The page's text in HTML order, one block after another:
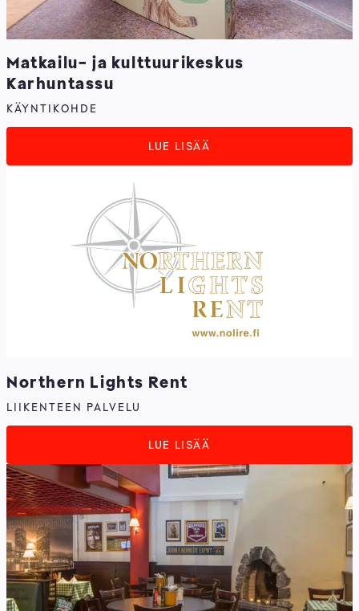
Matkailu- ja kulttuurikeskus
Karhuntassu
KÄYNTIKOHDE
LUE LISÄÄ
Northern Lights Rent
LIIKENTEEN PALVELU
LUE LISÄÄ